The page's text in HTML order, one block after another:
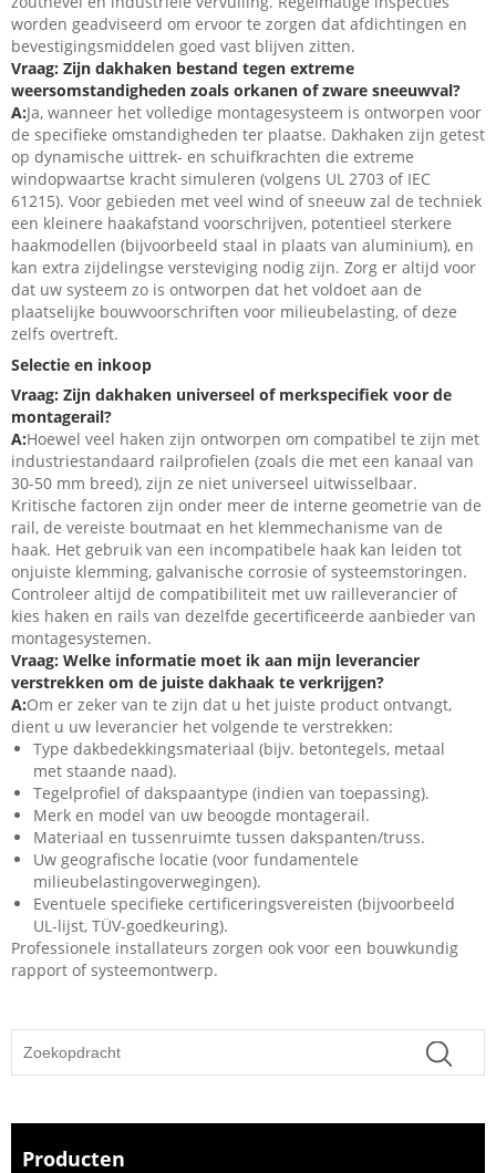
worden geadviseerd om ervoor te zorgen dat afdichtingen en
bevestigingsmiddelen goed vast blijven zitten.
Vraag: Zijn dakhaken bestand tegen extreme
weersomstandigheden zoals orkanen of zware sneeuwval?
A:Ja, wanneer het volledige montagesysteem is ontworpen voor
de specifieke omstandigheden ter plaatse. Dakhaken zijn getest
op dynamische uittrek- en schuifkrachten die extreme
windopwaartse kracht simuleren (volgens UL 2703 of IEC
61215). Voor gebieden met veel wind of sneeuw zal de techniek
een kleinere haakafstand voorschrijven, potentieel sterkere
haakmodellen (bijvoorbeeld staal in plaats van aluminium), en
kan extra zijdelingse versteviging nodig zijn. Zorg er altijd voor
dat uw systeem zo is ontworpen dat het voldoet aan de
plaatselijke bouwvoorschriften voor milieubelasting, of deze
zelfs overtreft.
Selectie en inkoop
Vraag: Zijn dakhaken universeel of merkspecifiek voor de
montagerail?
A:Hoewel veel haken zijn ontworpen om compatibel te zijn met
industriestandaard railprofielen (zoals die met een kanaal van
30-50 mm breed), zijn ze niet universeel uitwisselbaar.
Kritische factoren zijn onder meer de interne geometrie van de
rail, de vereiste boutmaat en het klemmechanisme van de
haak. Het gebruik van een incompatibele haak kan leiden tot
onjuiste klemming, galvanische corrosie of systeemstoringen.
Controleer altijd de compatibiliteit met uw railleverancier of
kies haken en rails van dezelfde gecertificeerde aanbieder van
montagesystemen.
Vraag: Welke informatie moet ik aan mijn leverancier
verstrekken om de juiste dakhaak te verkrijgen?
A:Om er zeker van te zijn dat u het juiste product ontvangt,
dient u uw leverancier het volgende te verstrekken:
Type dakbedekkingsmateriaal (bijv. betontegels, metaal
met staande naad).
Tegelprofiel of dakspaantype (indien van toepassing).
Merk en model van uw beoogde montagerail.
Materiaal en tussenruimte tussen dakspanten/truss.
Uw geografische locatie (voor fundamentele
milieubelastingoverwegingen).
Eventuele specifieke certificeringsvereisten (bijvoorbeeld
UL-lijst, TÜV-goedkeuring).
Professionele installateurs zorgen ook voor een bouwkundig
rapport of systeemontwerp.
Producten